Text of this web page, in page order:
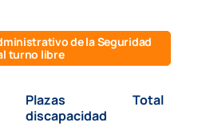
de la Seguridad
turno libre
Plazas
discapacidad
Total